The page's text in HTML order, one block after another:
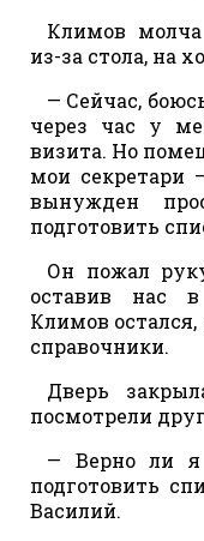
Климов
из-за стола, на
— Сейчас,
через час у
визита. Но
мои секретари
вынужден
подготовить
Он пожал
оставив нас в
Климов остался,
справочники.
Дверь
посмотрели
— Верно ли
подготовить
Василий.